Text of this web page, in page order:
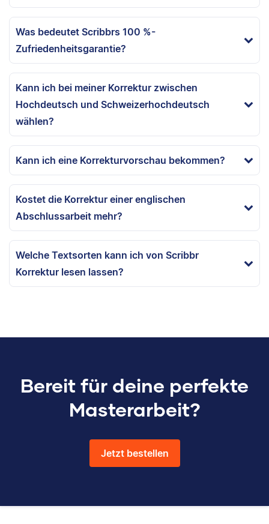
Was bedeutet Scribbrs 100 %-
Zufriedenheitsgarantie?
Kann ich bei meiner Korrektur zwischen
Hochdeutsch und Schweizerhochdeutsch
wählen?
Kann ich eine Korrekturvorschau bekommen?
Kostet die Korrektur einer englischen
Abschlussarbeit mehr?
Welche Textsorten kann ich von Scribbr
Korrektur lesen lassen?
Bereit für deine perfekte
Masterarbeit?
Jetzt bestellen